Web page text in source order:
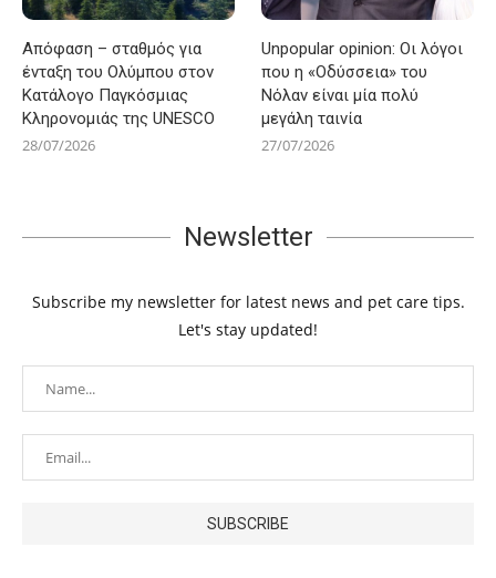
Απόφαση – σταθμός για
ένταξη του Ολύμπου στον
Κατάλογο Παγκόσμιας
Κληρονομιάς της UNESCO
28/07/2026
Unpopular opinion: Οι λόγοι
που η «Οδύσσεια» του
Νόλαν είναι μία πολύ
μεγάλη ταινία
27/07/2026
Newsletter
Subscribe my newsletter for latest news and pet care tips.
Let's stay updated!